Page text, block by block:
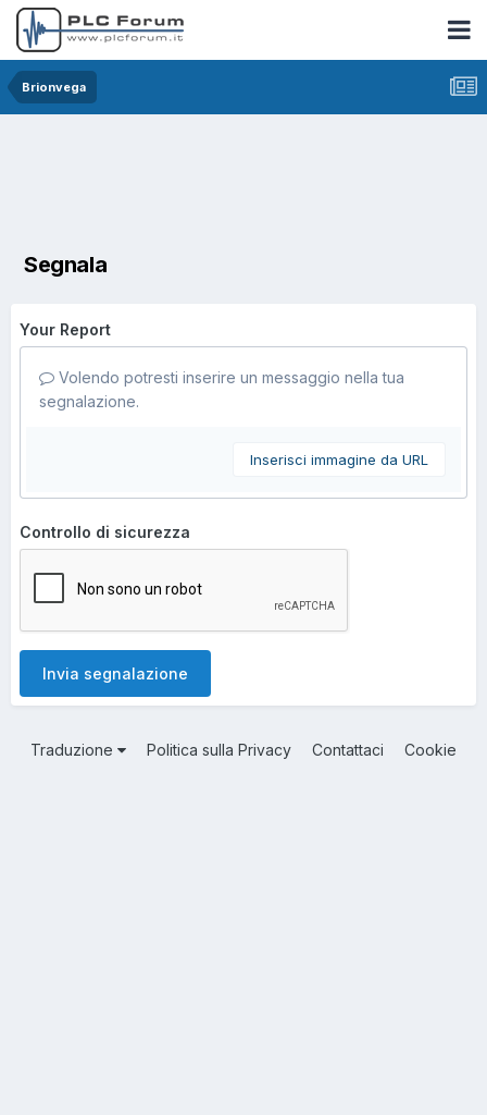
Brionvega
Segnala
Your Report
Volendo potresti inserire un messaggio nella tua
segnalazione.
Inserisci immagine da URL
Controllo di sicurezza
Invia segnalazione
Traduzione Politica sulla Privacy Contattaci Cookie